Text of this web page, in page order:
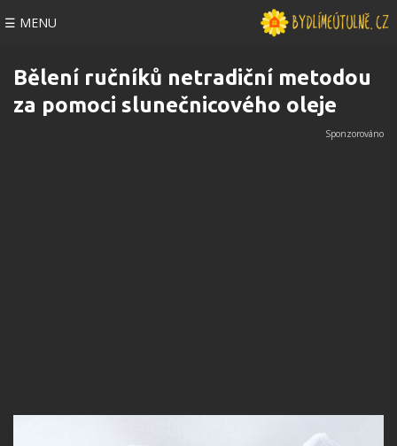
☰ MENU
Bělení ručníků netradiční metodou
za pomoci slunečnicového oleje